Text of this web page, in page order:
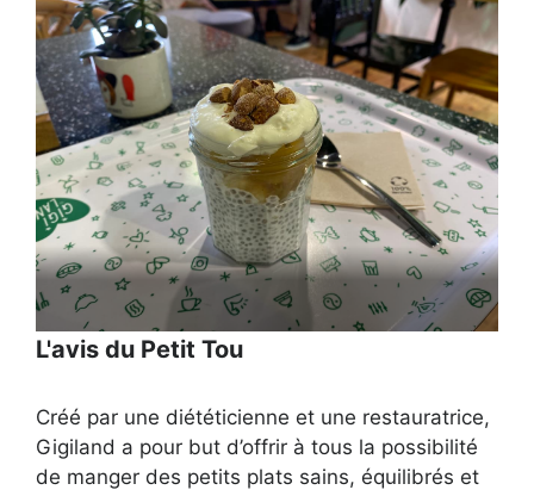
L'avis du Petit Tou
Créé par une diététicienne et une restauratrice,
Gigiland a pour but d’offrir à tous la possibilité
de manger des petits plats sains, équilibrés et